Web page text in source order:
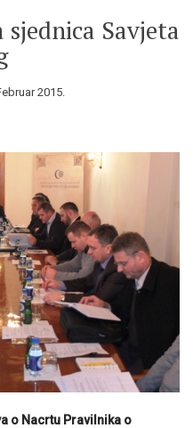
Savjeta
2015.
o Nacrtu Pravilnika o